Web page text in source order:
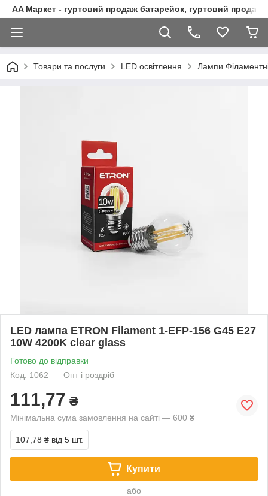
AA Маркет - гуртовий продаж батарейок, гуртовий продаж
Товари та послуги LED освітлення Лампи
LED лампа ETRON Filament 1-EFP-156 G45 E27
10W 4200K clear glass
Готово до відправки
Код: 1062
Опт і роздріб
111,77 ₴
Мінімальна сума замовлення на сайті — 600 ₴
107,78 ₴ від 5 шт.
Купити
або